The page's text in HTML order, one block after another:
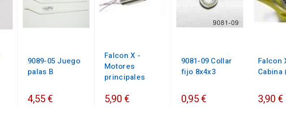
9089-05 Juego
palas B
4,55 €
Falcon X -
Motores
principales
5,90 €
9081-09 Collar
fijo 8x4x3
0,95 €
Falcon
Cabina
3,90 €